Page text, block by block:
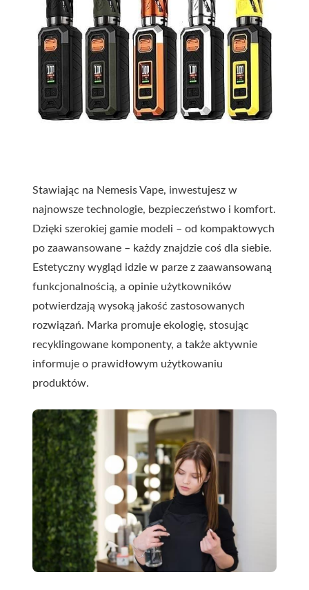
Stawiając na Nemesis Vape, inwestujesz w
najnowsze technologie, bezpieczeństwo i komfort.
Dzięki szerokiej gamie modeli – od kompaktowych
po zaawansowane – każdy znajdzie coś dla siebie.
Estetyczny wygląd idzie w parze z zaawansowaną
funkcjonalnością, a opinie użytkowników
potwierdzają wysoką jakość zastosowanych
rozwiązań. Marka promuje ekologię, stosując
recyklingowane komponenty, a także aktywnie
informuje o prawidłowym użytkowaniu
produktów.